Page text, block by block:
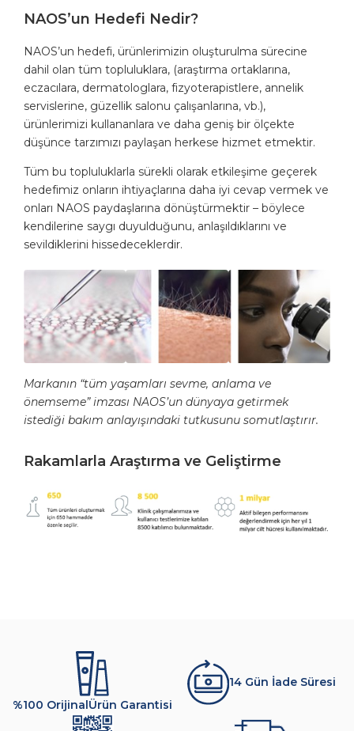
NAOS’un Hedefi Nedir?
NAOS’un hedefi, ürünlerimizin oluşturulma sürecine
dahil olan tüm topluluklara, (araştırma ortaklarına,
eczacılara, dermatologlara, fizyoterapistlere, annelik
servislerine, güzellik salonu çalışanlarına, vb.),
ürünlerimizi kullananlara ve daha geniş bir ölçekte
düşünce tarzımızı paylaşan herkese hizmet etmektir.
Tüm bu topluluklarla sürekli olarak etkileşime geçerek
hedefimiz onların ihtiyaçlarına daha iyi cevap vermek ve
onları NAOS paydaşlarına dönüştürmektir – böylece
kendilerine saygı duyulduğunu, anlaşıldıklarını ve
sevildiklerini hissedeceklerdir.
Markanın “tüm yaşamları sevme, anlama ve
önemseme” imzası NAOS’un dünyaya getirmek
istediği bakım anlayışındaki tutkusunu somutlaştırır.
Rakamlarla Araştırma ve Geliştirme
%100 OrijinalÜrün Garantisi
14 Gün İade Süresi